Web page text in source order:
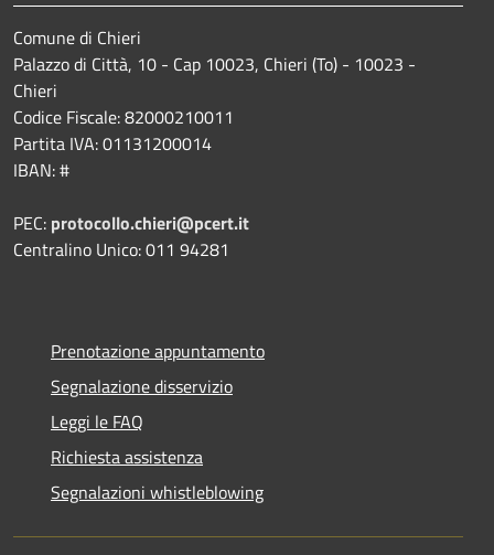
Comune di Chieri
Palazzo di Città, 10 - Cap 10023, Chieri (To) - 10023 -
Chieri
Codice Fiscale: 82000210011
Partita IVA: 01131200014
IBAN: #
PEC: protocollo.chieri@pcert.it
Centralino Unico: 011 94281
Prenotazione appuntamento
Segnalazione disservizio
Leggi le FAQ
Richiesta assistenza
Segnalazioni whistleblowing